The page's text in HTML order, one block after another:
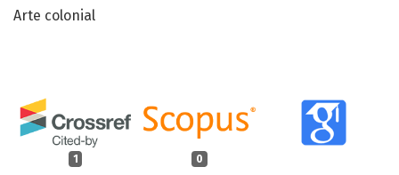
Arte colonial
1 0